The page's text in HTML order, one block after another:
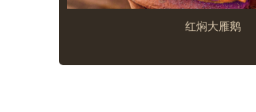
红焖大雁鹅